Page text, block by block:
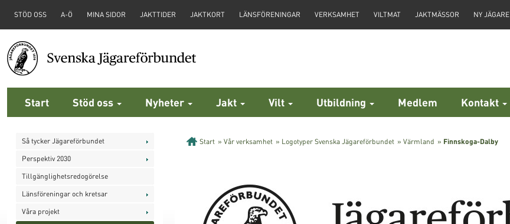
STÖD OSS A-Ö MINA SIDOR JAKTTIDER JAKTKORT LÄNSFÖRENINGAR VERKSAMHET VILTMAT JAKTMÄSSOR NY JÄGARE
Start Stöd oss Nyheter Jakt Vilt Utbildning Medlem Kontakt
Så tycker Jägareförbundet
Perspektiv 2030
Tillgänglighetsredogörelse
Länsföreningar och kretsar
Våra projekt
Start » Vår verksamhet » Logotyper Svenska Jägareförbundet » Värmland » Finnskoga-Dalby